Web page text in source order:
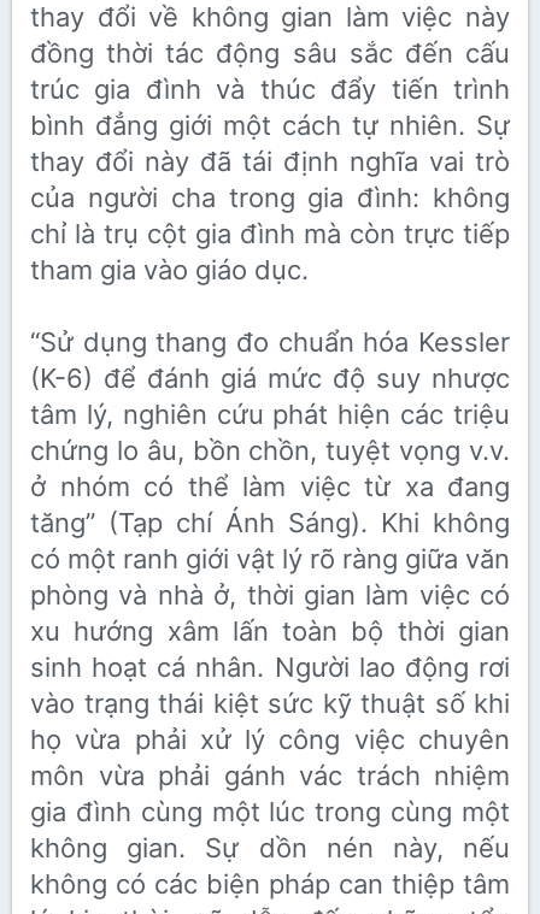
thay đổi về không gian làm việc này
đồng thời tác động sâu sắc đến cấu
trúc gia đình và thúc đẩy tiến trình
bình đẳng giới một cách tự nhiên. Sự
thay đổi này đã tái định nghĩa vai trò
của người cha trong gia đình: không
chỉ là trụ cột gia đình mà còn trực tiếp
tham gia vào giáo dục.
“Sử dụng thang đo chuẩn hóa Kessler
(K-6) để đánh giá mức độ suy nhược
tâm lý, nghiên cứu phát hiện các triệu
chứng lo âu, bồn chồn, tuyệt vọng v.v.
ở nhóm có thể làm việc từ xa đang
tăng” (Tạp chí Ánh Sáng). Khi không
có một ranh giới vật lý rõ ràng giữa văn
phòng và nhà ở, thời gian làm việc có
xu hướng xâm lấn toàn bộ thời gian
sinh hoạt cá nhân. Người lao động rơi
vào trạng thái kiệt sức kỹ thuật số khi
họ vừa phải xử lý công việc chuyên
môn vừa phải gánh vác trách nhiệm
gia đình cùng một lúc trong cùng một
không gian. Sự dồn nén này, nếu
không có các biện pháp can thiệp tâm